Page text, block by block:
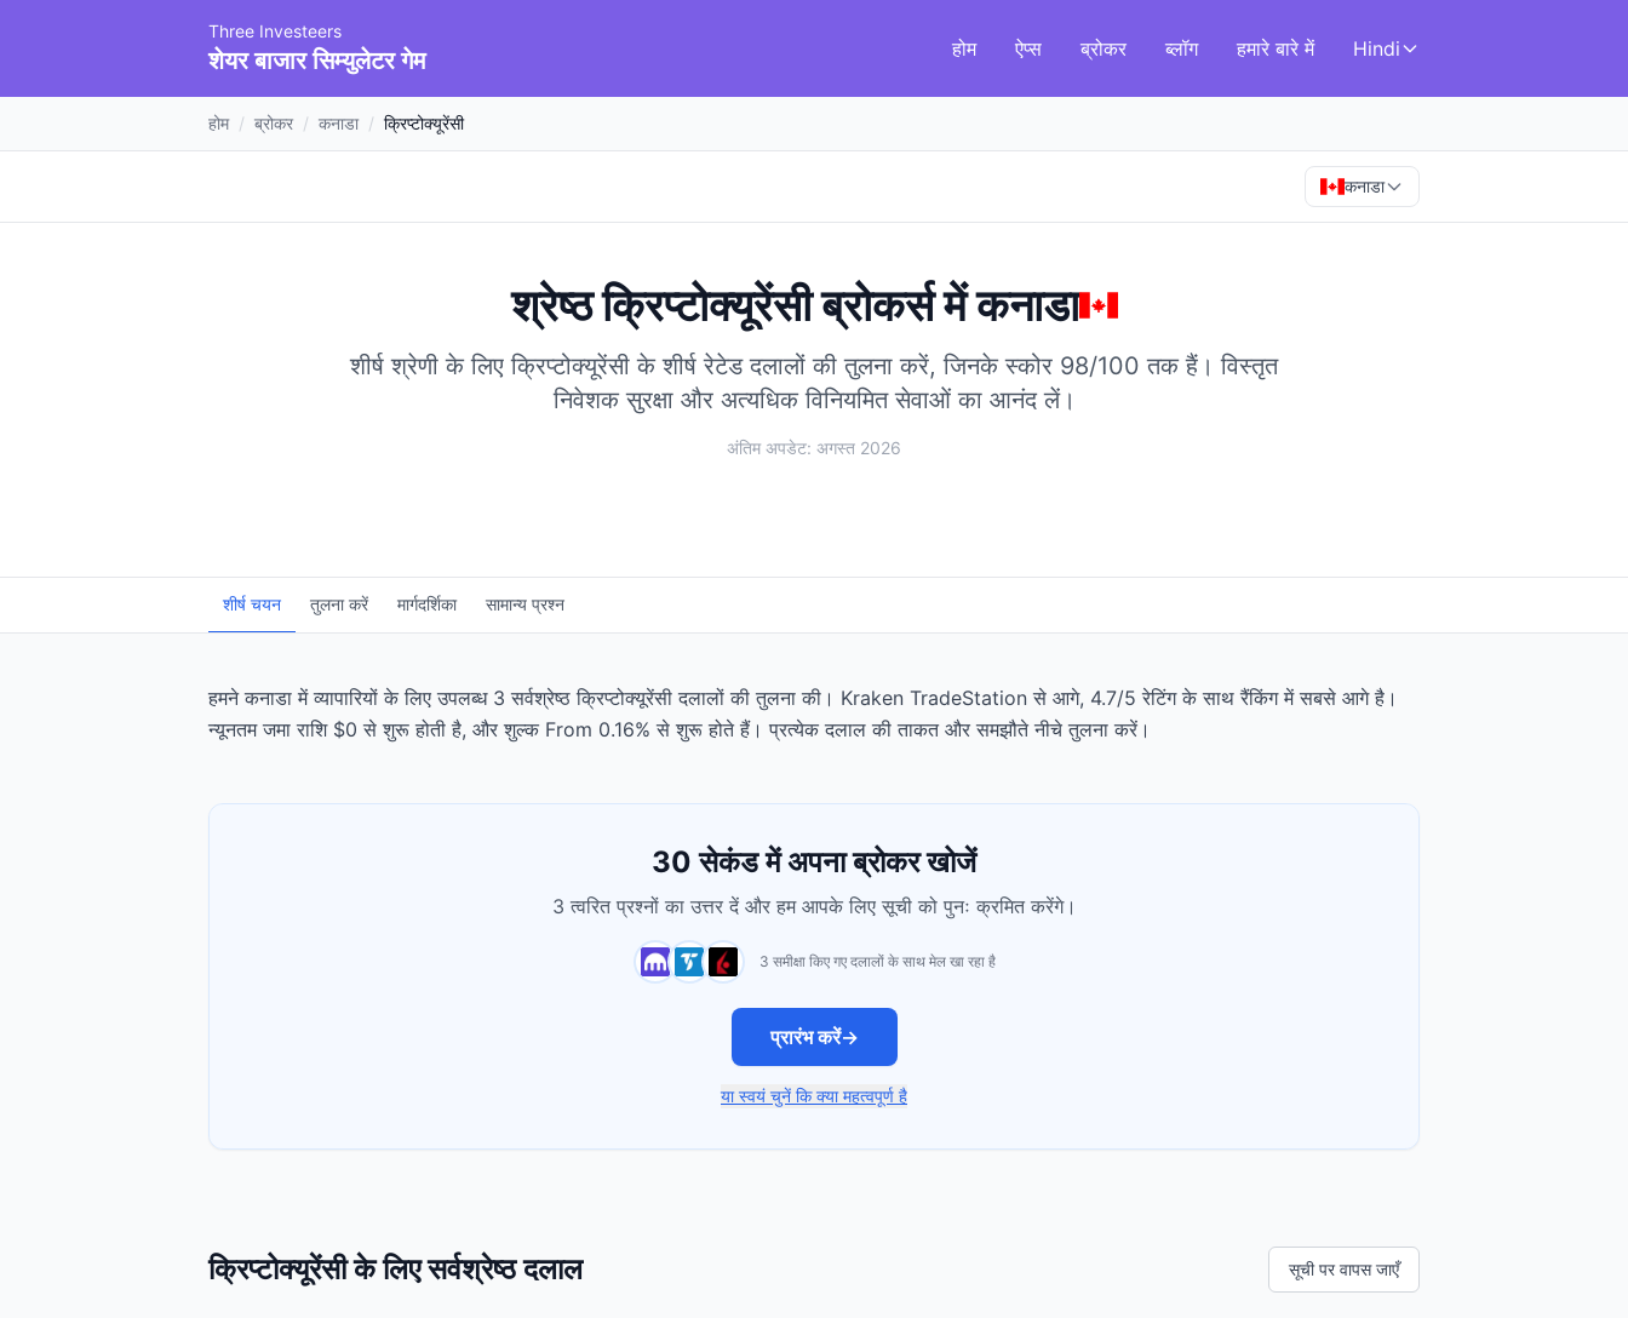
Three Investeers
शेयर बाजार सिम्युलेटर गेम होम ऐप्स ब्रोकर ब्लॉग हमारे बारे में Hindi
होम / ब्रोकर / कनाडा / क्रिप्टोक्यूरेंसी
कनाडा
श्रेष्ठ क्रिप्टोक्यूरेंसी ब्रोकर्समेंकनाडा
शीर्ष श्रेणी के लिए क्रिप्टोक्यूरेंसी के शीर्ष रेटेड दलालों की तुलना करें, जिनके स्कोर 98/100 तक हैं। विस्तृत
निवेशक सुरक्षा और अत्यधिक विनियमित सेवाओं का आनंद लें।
अंतिम अपडेट: अगस्त 2026
शीर्ष चयन तुलना करें मार्गदर्शिका सामान्य प्रश्न
हमने कनाडा में व्यापारियों के लिए उपलब्ध 3 सर्वश्रेष्ठ क्रिप्टोक्यूरेंसी दलालों की तुलना की। Kraken TradeStation से आगे, 4.7/5 रेटिंग के साथ रैंकिंग में सबसे आगे है।
न्यूनतम जमा राशि $0 से शुरू होती है, और शुल्क From 0.16% से शुरू होते हैं। प्रत्येक दलाल की ताकत और समझौते नीचे तुलना करें।
30 सेकंड में अपना ब्रोकर खोजें
3 त्वरित प्रश्नों का उत्तर दें और हम आपके लिए सूची को पुनः क्रमित करेंगे।
3 समीक्षा किए गए दलालों के साथ मेल खा रहा है
प्रारंभ करें→
या स्वयं चुनें कि क्या महत्वपूर्ण है
क्रिप्टोक्यूरेंसी के लिए सर्वश्रेष्ठ दलाल सूची पर वापस जाएँ